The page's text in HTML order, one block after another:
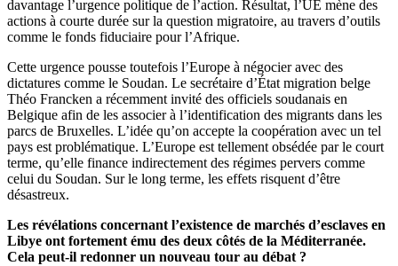
davantage l’urgence politique de l’action. Résultat, l’UE mène des
actions à courte durée sur la question migratoire, au travers d’outils
comme le fonds fiduciaire pour l’Afrique.
Cette urgence pousse toutefois l’Europe à négocier avec des
dictatures comme le Soudan. Le secrétaire d’État migration belge
Théo Francken a récemment invité des officiels soudanais en
Belgique afin de les associer à l’identification des migrants dans les
parcs de Bruxelles. L’idée qu’on accepte la coopération avec un tel
pays est problématique. L’Europe est tellement obsédée par le court
terme, qu’elle finance indirectement des régimes pervers comme
celui du Soudan. Sur le long terme, les effets risquent d’être
désastreux.
Les révélations concernant l’existence de marchés d’esclaves en
Libye ont fortement ému des deux côtés de la Méditerranée.
Cela peut-il redonner un nouveau tour au débat ?